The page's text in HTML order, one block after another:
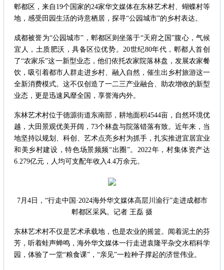
郫都区，来自19个国家的24家华文媒体在东林艺术村、蝴蝶村等
地，感受田园生活的诗意栖居，探寻“公园城市”的乡村表达。
成都被誉为“公园城市”，郫都区则坐落于“天府之国”腹心，气候
宜人，土质肥沃，具备区位优势。20世纪80年代，郫都人首创
了“农家乐”这一新型业态，他们依托农家院落林盘，发展农家餐
饮，吸引着都市人群走进乡村、融入自然，催生出乡村旅游这一
全新消费模式。这不仅创造了一二三产业融合、助农增收的新型
业态，更是迅速风靡全国，享誉海内外。
东林艺术村位于德源街道东南部，耕地面积4544亩，自然环境优
越，大田景观优美开阔，73个林盘与院落错落有致。近年来，当
地坚持以规划、科创、艺术点亮乡村为抓手，扎实推进宜居宜业
和美乡村建设，特色场景频频“出圈”。2022年，村集体资产达
6.279亿元，人均可支配年收入4.4万余元。
7月4日，“行走中国·2024海外华文媒体高层川渝行”走进成都市
郫都区采风。记者 王磊 摄
东林艺术村不仅是艺术承载地，也是农业的摇篮。闻着泥土的芬
芳，听着蛙声蝉鸣，海外华文媒体一行走进袁隆平杂交水稻科学
园，体验了一堂“粮食课”，“亲见”一粒种子撑起的济世伟业。